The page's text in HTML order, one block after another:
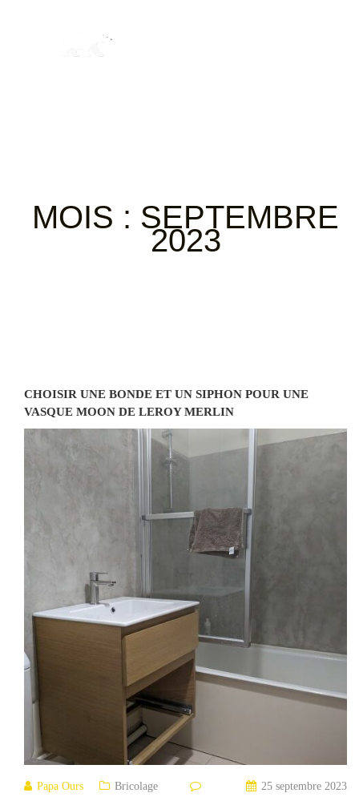
MOIS : SEPTEMBRE
2023
CHOISIR UNE BONDE ET UN SIPHON POUR UNE
VASQUE MOON DE LEROY MERLIN
Papa Ours 25 septembre 2023
Bricolage